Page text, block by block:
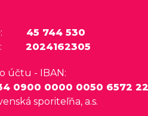
45 744 530
2024162305
účtu - IBAN:
0900 0000 0050 6572
sporiteľňa, a.s.